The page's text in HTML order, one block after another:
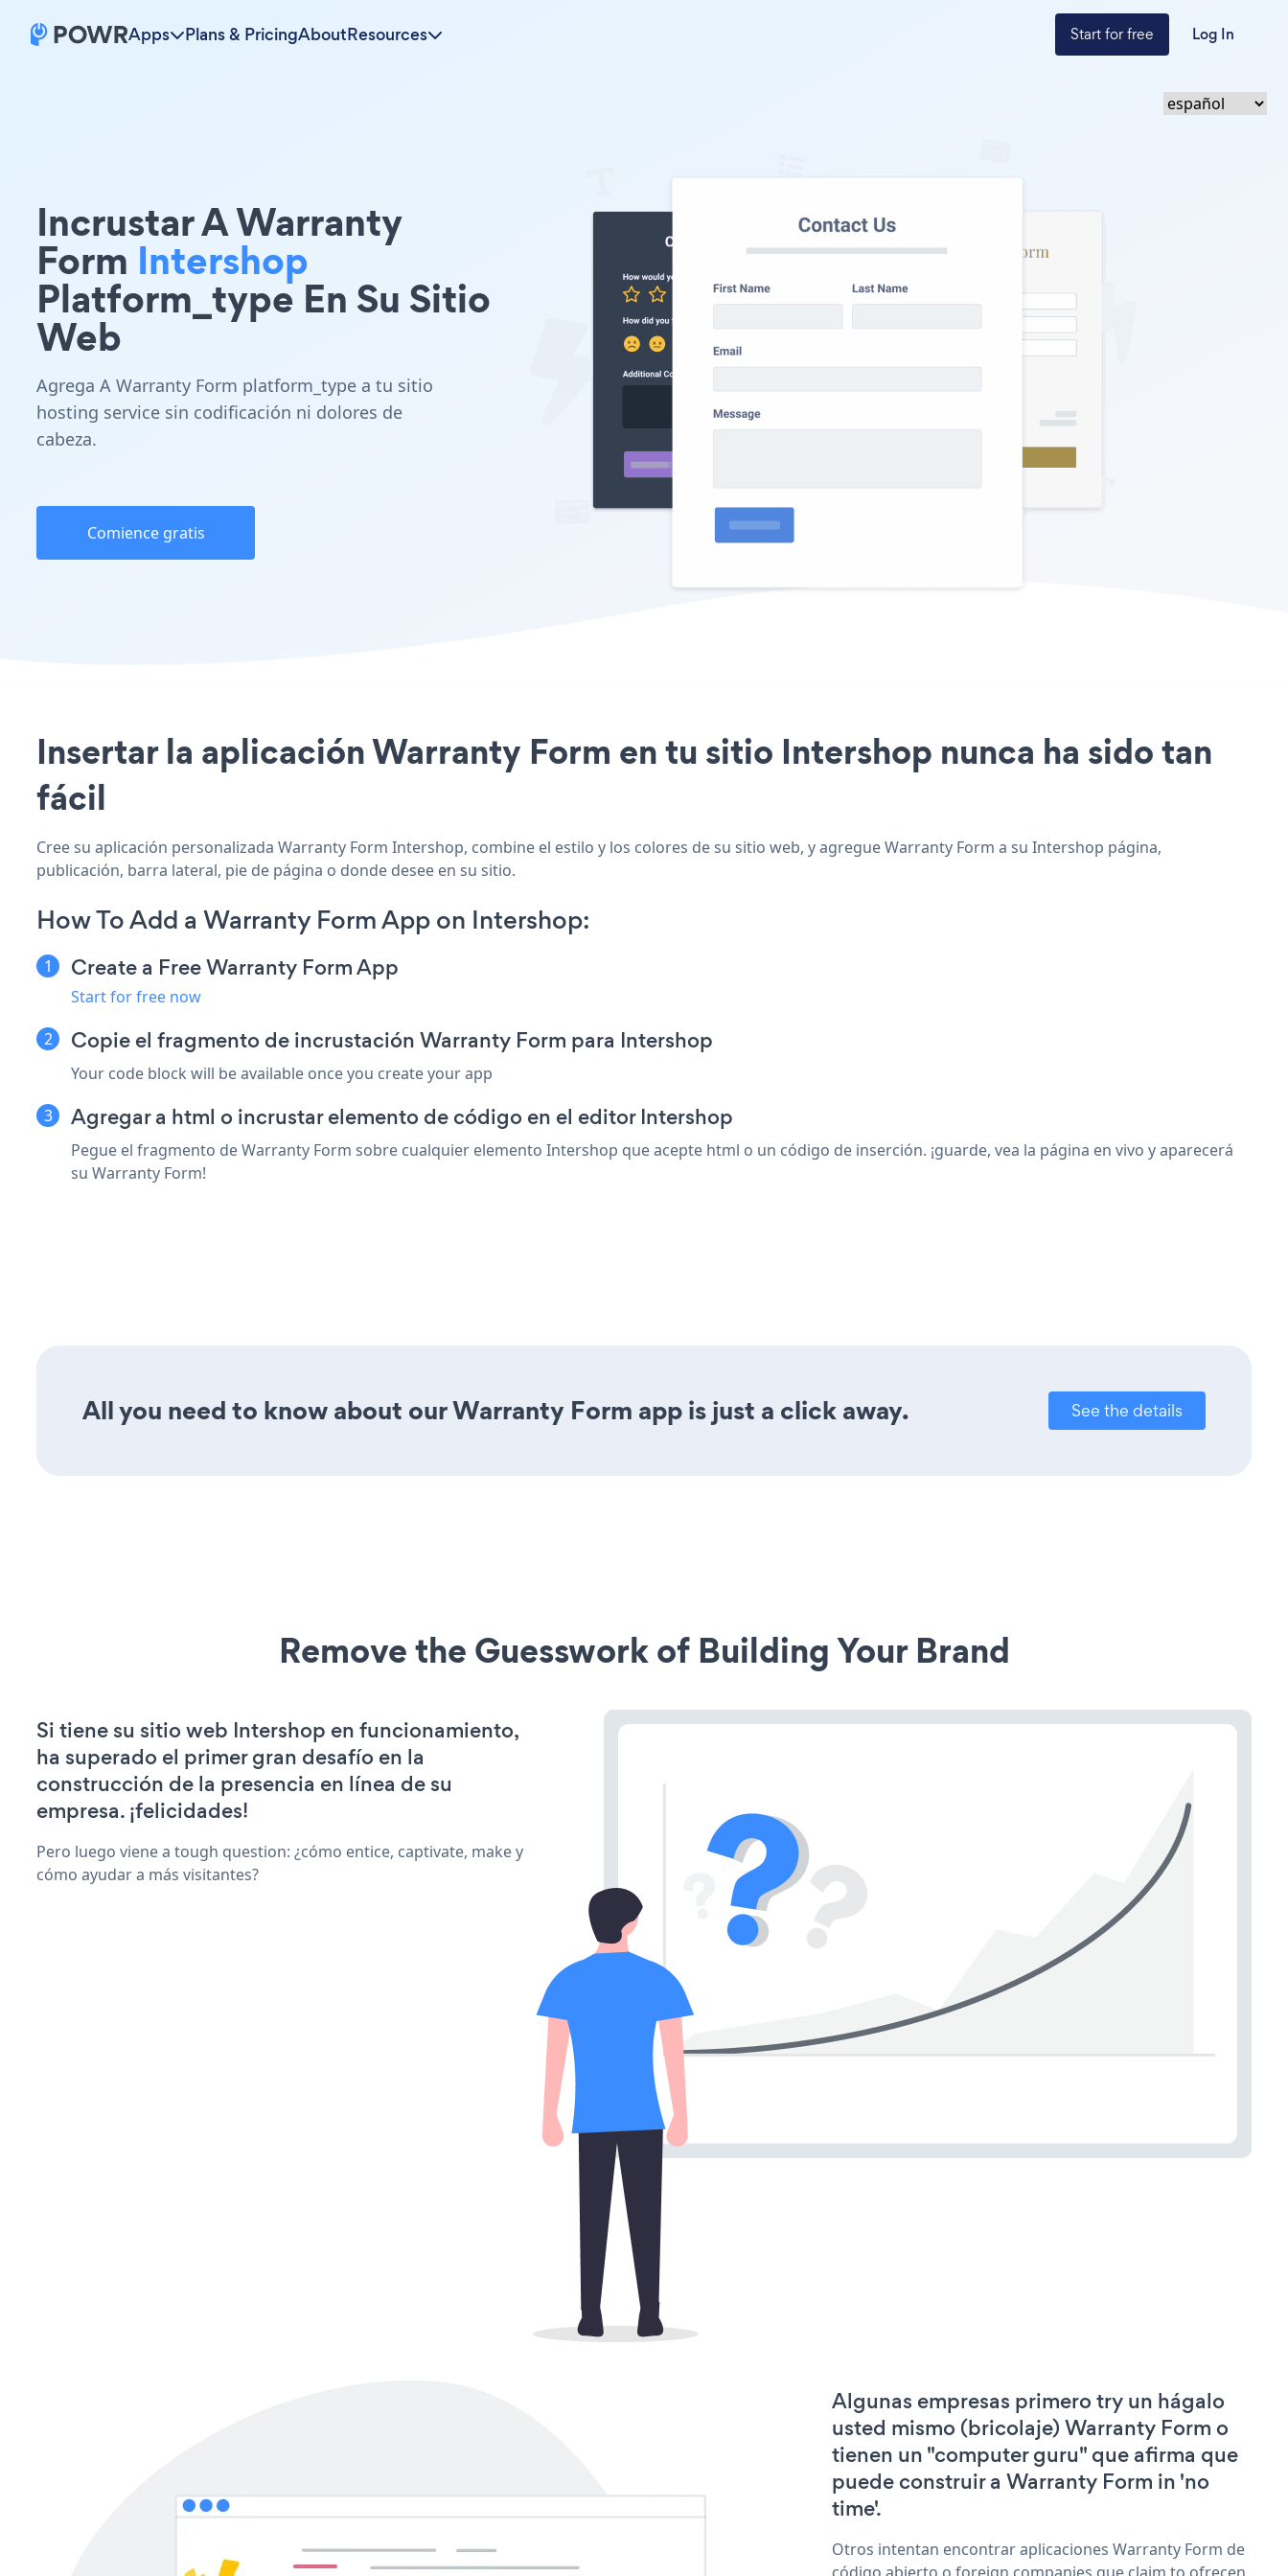
Apps Plans & PricingAboutResources Start for free Log In
Incrustar A Warranty
Form Intershop
Platform_type En Su Sitio
Web
Agrega A Warranty Form platform_type a tu sitio
hosting service sin codificación ni dolores de
cabeza.
Comience gratis
Insertar la aplicación Warranty Form en tu sitio Intershop nunca ha sido tan
fácil
Cree su aplicación personalizada Warranty Form Intershop, combine el estilo y los colores de su sitio web, y agregue Warranty Form a su Intershop página,
publicación, barra lateral, pie de página o donde desee en su sitio.
How To Add a Warranty Form App on Intershop:
Create a Free Warranty Form App
Start for free now
Copie el fragmento de incrustación Warranty Form para Intershop
Your code block will be available once you create your app
Agregar a html o incrustar elemento de código en el editor Intershop
Pegue el fragmento de Warranty Form sobre cualquier elemento Intershop que acepte html o un código de inserción. ¡guarde, vea la página en vivo y aparecerá
su Warranty Form!
All you need to know about our Warranty Form app is just a click away. See the details
Remove the Guesswork of Building Your Brand
Si tiene su sitio web Intershop en funcionamiento,
ha superado el primer gran desafío en la
construcción de la presencia en línea de su
empresa. ¡felicidades!
Pero luego viene a tough question: ¿cómo entice, captivate, make y
cómo ayudar a más visitantes?
Algunas empresas primero try un hágalo
usted mismo (bricolaje) Warranty Form o
tienen un "computer guru" que afirma que
puede construir a Warranty Form in 'no
time'.
Otros intentan encontrar aplicaciones Warranty Form de